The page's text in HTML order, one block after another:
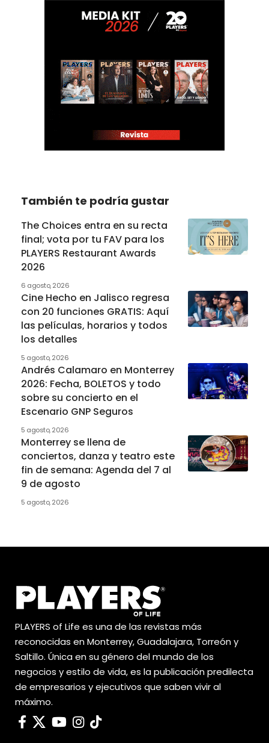
También te podría gustar
The Choices entra en su recta
final; vota por tu FAV para los
PLAYERS Restaurant Awards
2026
6 agosto, 2026
Cine Hecho en Jalisco regresa
con 20 funciones GRATIS: Aquí
las películas, horarios y todos
los detalles
5 agosto, 2026
Andrés Calamaro en Monterrey
2026: Fecha, BOLETOS y todo
sobre su concierto en el
Escenario GNP Seguros
5 agosto, 2026
Monterrey se llena de
conciertos, danza y teatro este
fin de semana: Agenda del 7 al
9 de agosto
5 agosto, 2026
PLAYERS of Life es una de las revistas más
reconocidas en Monterrey, Guadalajara, Torreón y
Saltillo. Única en su género del mundo de los
negocios y estilo de vida, es la publicación predilecta
de empresarios y ejecutivos que saben vivir al
máximo.